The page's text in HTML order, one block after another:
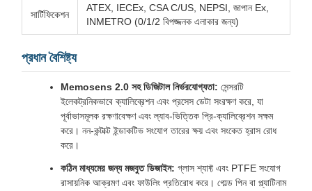
সার্টিফিকেশন
ATEX, IECEx, CSA C/US, NEPSI, জাপান Ex,
INMETRO (0/1/2 বিপজ্জনক এলাকার জন্য)
প্রধান বৈশিষ্ট্য
Memosens 2.0 সহ ডিজিটাল নির্ভরযোগ্যতা: সেন্সরটি
ইলেকট্রনিকভাবে ক্যালিব্রেশন এবং প্রসেস ডেটা সংরক্ষণ করে, যা
পূর্বাভাসমূলক রক্ষণাবেক্ষণ এবং ল্যাব-ভিত্তিক প্রি-ক্যালিব্রেশন সক্ষম
করে। নন-কন্টাক্ট ইন্ডাকটিভ সংযোগ তারের ক্ষয় এবং সংকেত হ্রাস রোধ
করে।
কঠিন মাধ্যমের জন্য মজবুত ডিজাইন: গ্লাস শ্যাফ্ট এবং PTFE সংযোগ
রাসায়নিক আক্রমণ এবং ফাউলিং প্রতিরোধ করে। গোল্ড পিন বা প্ল্যাটিনাম